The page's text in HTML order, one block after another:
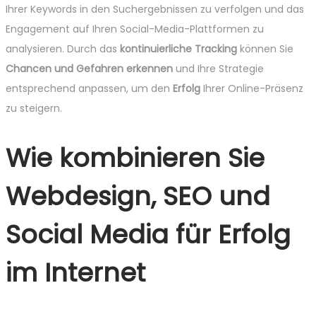
Ihrer Keywords in den Suchergebnissen zu verfolgen und das
Engagement auf Ihren Social-Media-Plattformen zu
analysieren. Durch das kontinuierliche Tracking können Sie
Chancen und Gefahren erkennen und Ihre Strategie
entsprechend anpassen, um den Erfolg Ihrer Online-Präsenz
zu steigern.
Wie kombinieren Sie
Webdesign, SEO und
Social Media für Erfolg
im Internet